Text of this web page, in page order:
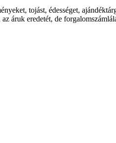
tojást, édességet,
áruk eredetét, de